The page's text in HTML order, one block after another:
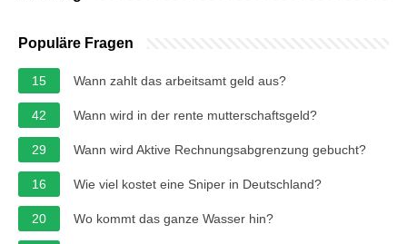
Populäre Fragen
15 Wann zahlt das arbeitsamt geld aus?
42 Wann wird in der rente mutterschaftsgeld?
29 Wann wird Aktive Rechnungsabgrenzung gebucht?
16 Wie viel kostet eine Sniper in Deutschland?
20 Wo kommt das ganze Wasser hin?